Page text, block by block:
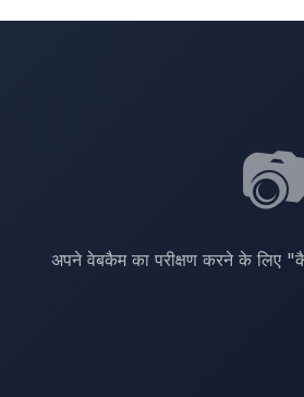
अपने वेबकैम का परीक्षण करने के लिए